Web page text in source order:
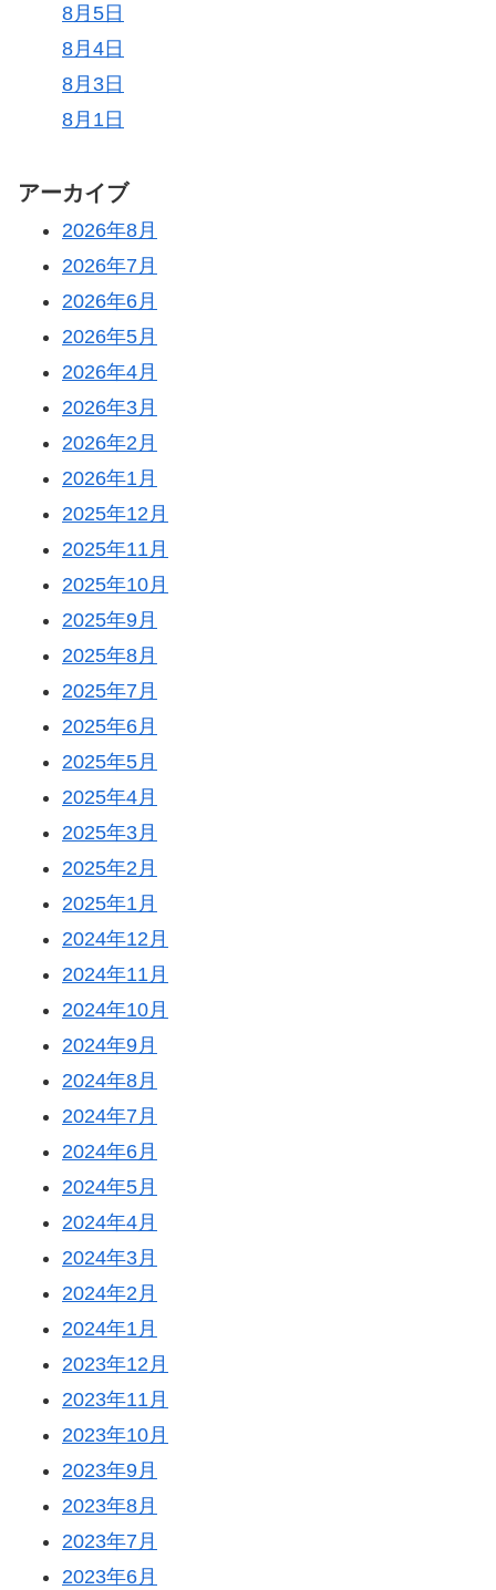
8月5日
8月4日
8月3日
8月1日
アーカイブ
2026年8月
2026年7月
2026年6月
2026年5月
2026年4月
2026年3月
2026年2月
2026年1月
2025年12月
2025年11月
2025年10月
2025年9月
2025年8月
2025年7月
2025年6月
2025年5月
2025年4月
2025年3月
2025年2月
2025年1月
2024年12月
2024年11月
2024年10月
2024年9月
2024年8月
2024年7月
2024年6月
2024年5月
2024年4月
2024年3月
2024年2月
2024年1月
2023年12月
2023年11月
2023年10月
2023年9月
2023年8月
2023年7月
2023年6月